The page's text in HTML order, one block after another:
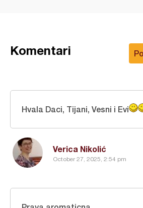
Komentari
Verica Nikolić
October 27, 2025, 2:54 pm
Hvala Daci, Tijani, Vesni i Evi